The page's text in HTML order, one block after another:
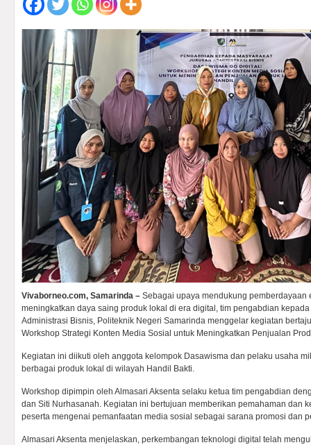
Vivaborneo.com, Samarinda – Sebagai upaya mendukung pemberdayaan
meningkatkan daya saing produk lokal di era digital, tim pengabdian
Administrasi Bisnis, Politeknik Negeri Samarinda menggelar kegiatan
Workshop Strategi Konten Media Sosial untuk Meningkatkan Penjualan
Kegiatan ini diikuti oleh anggota kelompok Dasawisma dan pelaku usaha
berbagai produk lokal di wilayah Handil Bakti.
Workshop dipimpin oleh Almasari Aksenta selaku ketua tim pengabdian
dan Siti Nurhasanah. Kegiatan ini bertujuan memberikan pemahaman dan
peserta mengenai pemanfaatan media sosial sebagai sarana promosi dan
Almasari Aksenta menjelaskan, perkembangan teknologi digital telah